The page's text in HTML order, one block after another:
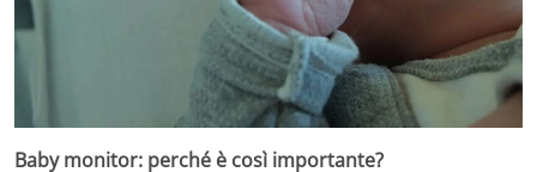
Baby monitor: perché è così importante?